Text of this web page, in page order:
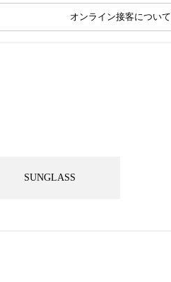
オンライン接客について
SUNGLASS